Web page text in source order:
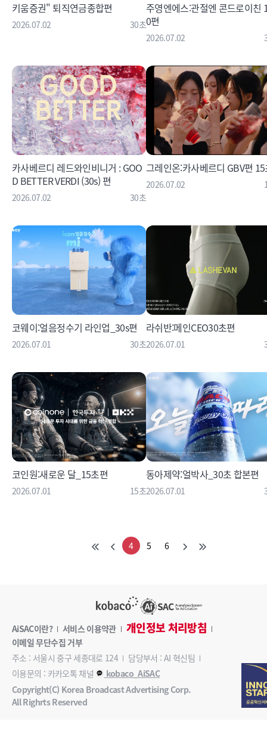
키움증권" 퇴직연금종합편
2026.07.02 30초
주영엔에스:관절엔 콘드로이친
0편
2026.07.02
카사베르디 레드와인비니거 : GOO
D BETTER VERDI (30s) 편
2026.07.02 30초
그레인온:카사베르디 GBV편
2026.07.02
코웨이:얼음정수기 라인업_30s편
2026.07.01 30초
라쉬반:메인CEO30초편
2026.07.01
코인원:새로운 달_15초편
2026.07.01 15초
동아제약:얼박사_30초 합본편
2026.07.01
4 5 6
AiSAC이란? 서비스 이용약관 개인정보 처리방침
이메일 무단수집 거부
주소 : 서울시 중구 세종대로 124
담당부서 : AI 혁신팀
이용문의 : 카카오톡 채널
kobaco_AiSAC
Copyright(C) Korea Broadcast Advertising Corp.
All Righrts Reserved